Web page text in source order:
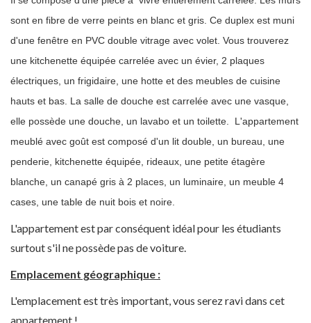
sont en fibre de verre peints en blanc et gris. Ce duplex est muni
d'une fenêtre en PVC double vitrage avec volet. Vous trouverez
une kitchenette équipée carrelée avec un évier, 2 plaques
électriques, un frigidaire, une hotte et des meubles de cuisine
hauts et bas. La salle de douche est carrelée avec une vasque,
elle possède une douche, un lavabo et un toilette. L'appartement
meublé avec goût est composé d'un lit double, un bureau, une
penderie, kitchenette équipée, rideaux, une petite étagère
blanche, un canapé gris à 2 places, un luminaire, un meuble 4
cases, une table de nuit bois et noire.
L'appartement est par conséquent idéal pour les étudiants
surtout s'il ne possède pas de voiture.
Emplacement géographique :
L'emplacement est très important, vous serez ravi dans cet
appartement !